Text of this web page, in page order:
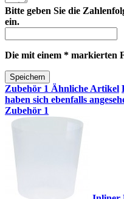
Bitte geben Sie die
ein.
Die mit einem * markierten
Speichern
Zubehör 1 Ähnliche Artikel
haben sich ebenfalls
Zubehör 1